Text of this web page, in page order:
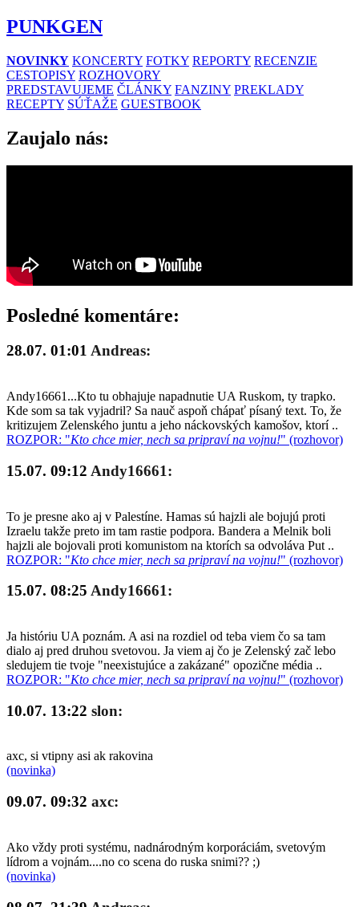
PUNKGEN
NOVINKY KONCERTY FOTKY REPORTY RECENZIE
CESTOPISY ROZHOVORY
PREDSTAVUJEME ČLÁNKY FANZINY PREKLADY
RECEPTY SÚŤAŽE GUESTBOOK
Zaujalo nás:
Posledné komentáre:
28.07. 01:01 Andreas:
Andy16661...Kto tu obhajuje napadnutie UA Ruskom, ty trapko.
Kde som sa tak vyjadril? Sa nauč aspoň chápať písaný text. To, že
kritizujem Zelenského juntu a jeho náckovských kamošov, ktorí ..
ROZPOR: "Kto chce mier, nech sa pripraví na vojnu!" (rozhovor)
15.07. 09:12 Andy16661:
To je presne ako aj v Palestíne. Hamas sú hajzli ale bojujú proti
Izraelu takže preto im tam rastie podpora. Bandera a Melnik boli
hajzli ale bojovali proti komunistom na ktorích sa odvoláva Put ..
ROZPOR: "Kto chce mier, nech sa pripraví na vojnu!" (rozhovor)
15.07. 08:25 Andy16661:
Ja históriu UA poznám. A asi na rozdiel od teba viem čo sa tam
dialo aj pred druhou svetovou. Ja viem aj čo je Zelenský zač lebo
sledujem tie tvoje "neexistujúce a zakázané" opozične média ..
ROZPOR: "Kto chce mier, nech sa pripraví na vojnu!" (rozhovor)
10.07. 13:22 slon:
axc, si vtipny asi ak rakovina
(novinka)
09.07. 09:32 axc:
Ako vždy proti systému, nadnárodným korporáciám, svetovým
lídrom a vojnám....no co scena do ruska snimi?? ;)
(novinka)